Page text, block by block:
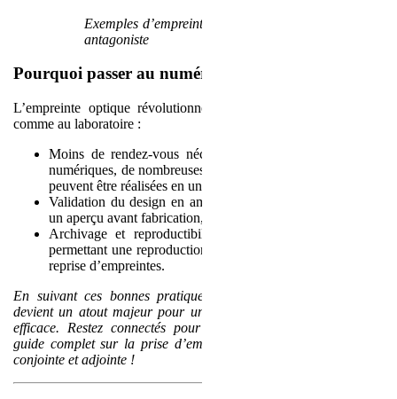
Exemples d’empreintes non conformes avec trous sur
antagoniste
Pourquoi passer au numérique ?
L’empreinte optique révolutionne le flux de travail au cabinet,
comme au laboratoire :
Moins de rendez-vous nécessaires : grâce aux empreintes
numériques, de nombreuses prothèses adjointes et conjointes
peuvent être réalisées en une seule séance.
Validation du design en amont : le praticien peut demander
un aperçu avant fabrication, réduisant le risque de retouches.
Archivage et reproductibilité : les scans sont conservés,
permettant une reproduction à l’identique d’un appareil sans
reprise d’empreintes.
En suivant ces bonnes pratiques, la prise d’empreinte optique
devient un atout majeur pour un traitement prothétique précis et
efficace. Restez connectés pour découvrir prochainement notre
guide complet sur la prise d’empreintes numériques en prothèse
conjointe et adjointe !